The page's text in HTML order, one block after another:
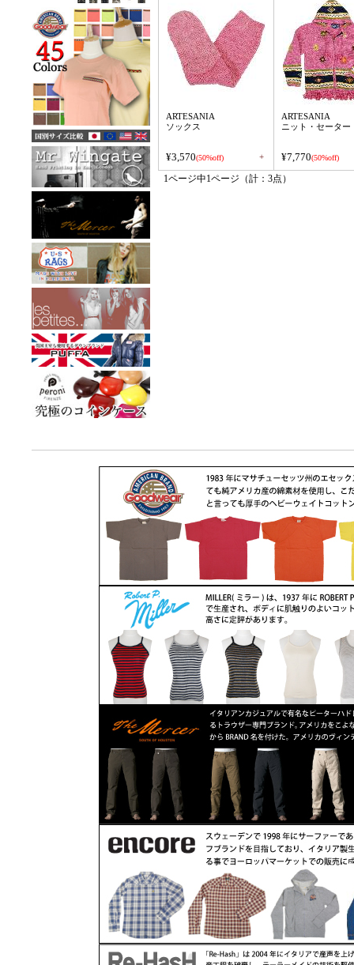
ARTESANIA
ソックス
¥3,570(50%off) +
ARTESANIA
ニット・セーター
¥7,770(50%off)
1ページ中1ページ（計：3点）